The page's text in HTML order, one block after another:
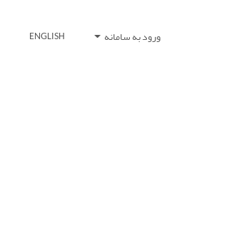
ورود به سامانه ENGLISH